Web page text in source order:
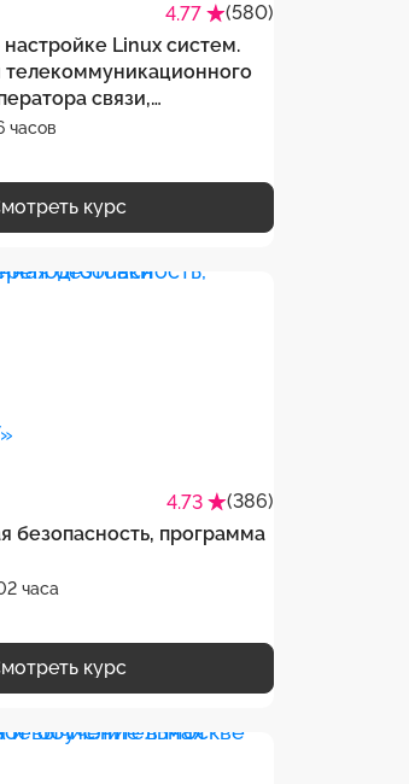
4.77
(580)
Linux систем.
связи,
обучения
часов
курс
4.73
(386)
безопасность, программа
часа
курс